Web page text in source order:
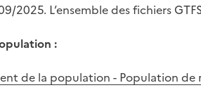
2025. L’ensemble des fichiers
:
de la population - Population de